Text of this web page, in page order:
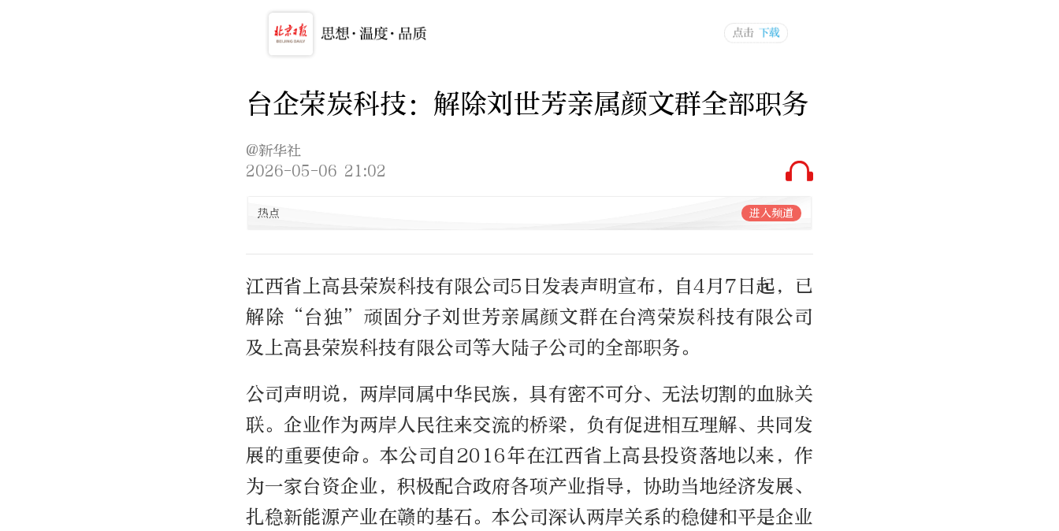
台企荣炭科技：解除刘世芳亲属颜文群全部职务
@新华社
2026-05-06 21:02
热点 进入频道
江西省上高县荣炭科技有限公司5日发表声明宣布，自4月7日起，已
解除“台独”顽固分子刘世芳亲属颜文群在台湾荣炭科技有限公司
及上高县荣炭科技有限公司等大陆子公司的全部职务。
公司声明说，两岸同属中华民族，具有密不可分、无法切割的血脉关
联。企业作为两岸人民往来交流的桥梁，负有促进相互理解、共同发
展的重要使命。本公司自2016年在江西省上高县投资落地以来，作
为一家台资企业，积极配合政府各项产业指导，协助当地经济发展、
扎稳新能源产业在赣的基石。本公司深认两岸关系的稳健和平是企业